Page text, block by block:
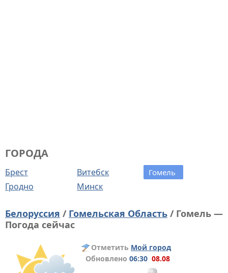
ГОРОДА
Брест Витебск Гомель
Гродно Минск
Белоруссия / Гомельская Область / Гомель —
Погода сейчас
Отметить Мой город
Обновлено 06:30 08.08